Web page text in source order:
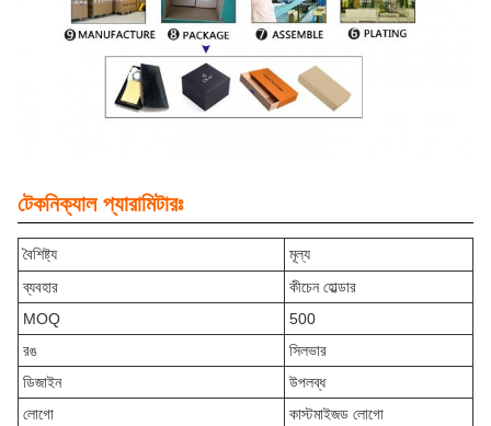
টেকনিক্যাল প্যারামিটারঃ
বৈশিষ্ট্য
মূল্য
ব্যবহার
কীচেন হোল্ডার
MOQ
500
রঙ
সিলভার
ডিজাইন
উপলব্ধ
লোগো
কাস্টমাইজড লোগো